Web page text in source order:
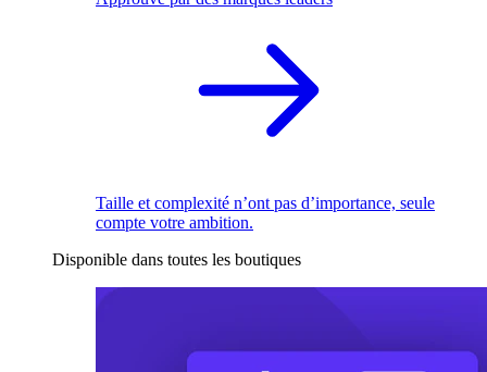
Taille et complexité n’ont pas d’importance, seule
compte votre ambition.
Disponible dans toutes les boutiques